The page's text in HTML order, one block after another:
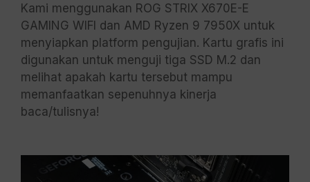
Kami menggunakan ROG STRIX X670E-E
GAMING WIFI dan AMD Ryzen 9 7950X untuk
menyiapkan platform pengujian. Kartu grafis ini
digunakan untuk menguji tiga SSD M.2 dan
melihat apakah kartu tersebut mampu
memanfaatkan sepenuhnya kinerja
baca/tulisnya!